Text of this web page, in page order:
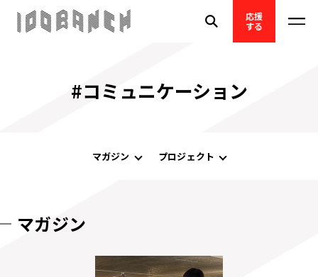
応援
する
#コミュニケーション
マガジン プロジェクト
マガジン